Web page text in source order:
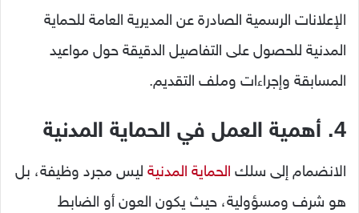
الإعلانات الرسمية الصادرة عن المديرية العامة للحماية
المدنية للحصول على التفاصيل الدقيقة حول مواعيد
المسابقة وإجراءات وملف التقديم.
4. أهمية العمل في الحماية المدنية
الانضمام إلى سلك الحماية المدنية ليس مجرد وظيفة، بل
هو شرف ومسؤولية، حيث يكون العون أو الضابط